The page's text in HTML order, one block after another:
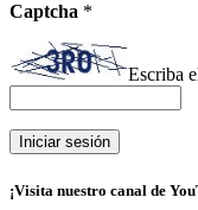
Captcha *
Escriba
¡Visita nuestro canal de